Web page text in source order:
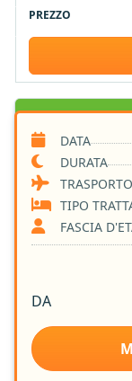
Volo A/R
7 notti in
Group
Quota
Singola
DATA
DURATA
TRASPORTO
TIPO
FASCIA
DA